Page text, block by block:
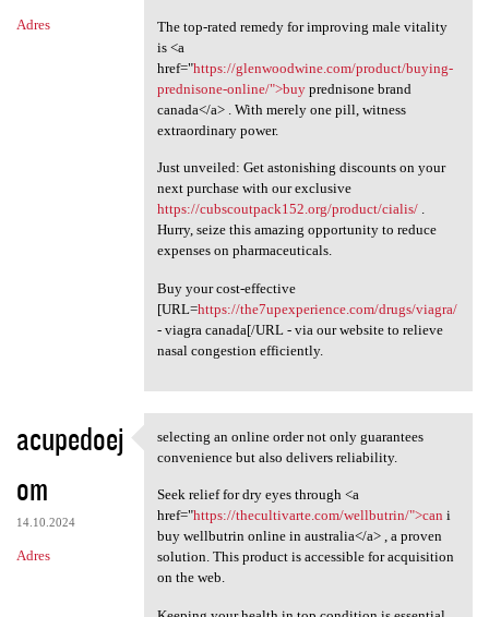
Adres
The top-rated remedy for improving male vitality
is <a
href="https://glenwoodwine.com/product/buying-
prednisone-online/">buyprednisone brand
canada</a> . With merely one pill, witness
extraordinary power.
Just unveiled: Get astonishing discounts on your
next purchase with our exclusive
https://cubscoutpack152.org/product/cialis/.
Hurry, seize this amazing opportunity to reduce
expenses on pharmaceuticals.
Buy your cost-effective
[URL=https://the7upexperience.com/drugs/viagra/
- viagra canada[/URL - via our website to relieve
nasal congestion efficiently.
acupedoej
om
14.10.2024
Adres
selecting an online order not
selecting an online order not only guarantees
convenience but also delivers reliability.
Seek relief for dry eyes through <a
href="https://thecultivarte.com/wellbutrin/">can i
buy wellbutrin online in australia</a> , a proven
solution. This product is accessible for acquisition
on the web.